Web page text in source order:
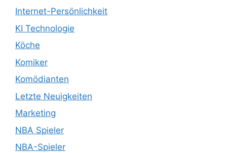
Internet-Persönlichkeit
KI Technologie
Köche
Komiker
Komödianten
Letzte Neuigkeiten
Marketing
NBA Spieler
NBA-Spieler